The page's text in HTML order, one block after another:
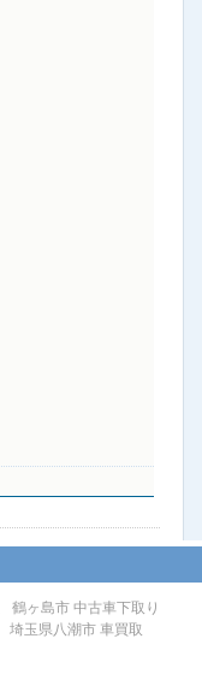
鶴ヶ島市 中古車下取り
埼玉県八潮市 車買取